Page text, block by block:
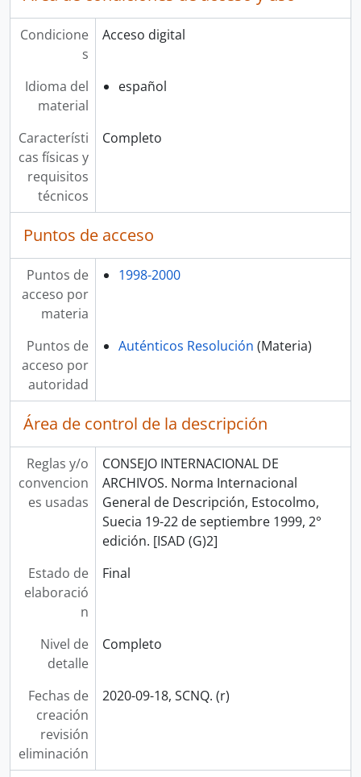
Condicione
s
Acceso digital
Idioma del
material
español
Característi
cas físicas y
requisitos
técnicos
Completo
Puntos de acceso
Puntos de
acceso por
materia
1998-2000
Puntos de
acceso por
autoridad
Auténticos Resolución (Materia)
Área de control de la descripción
Reglas y/o
convencion
es usadas
CONSEJO INTERNACIONAL DE
ARCHIVOS. Norma Internacional
General de Descripción, Estocolmo,
Suecia 19-22 de septiembre 1999, 2°
edición. [ISAD (G)2]
Estado de
elaboració
n
Final
Nivel de
detalle
Completo
Fechas de
creación
revisión
eliminación
2020-09-18, SCNQ. (r)